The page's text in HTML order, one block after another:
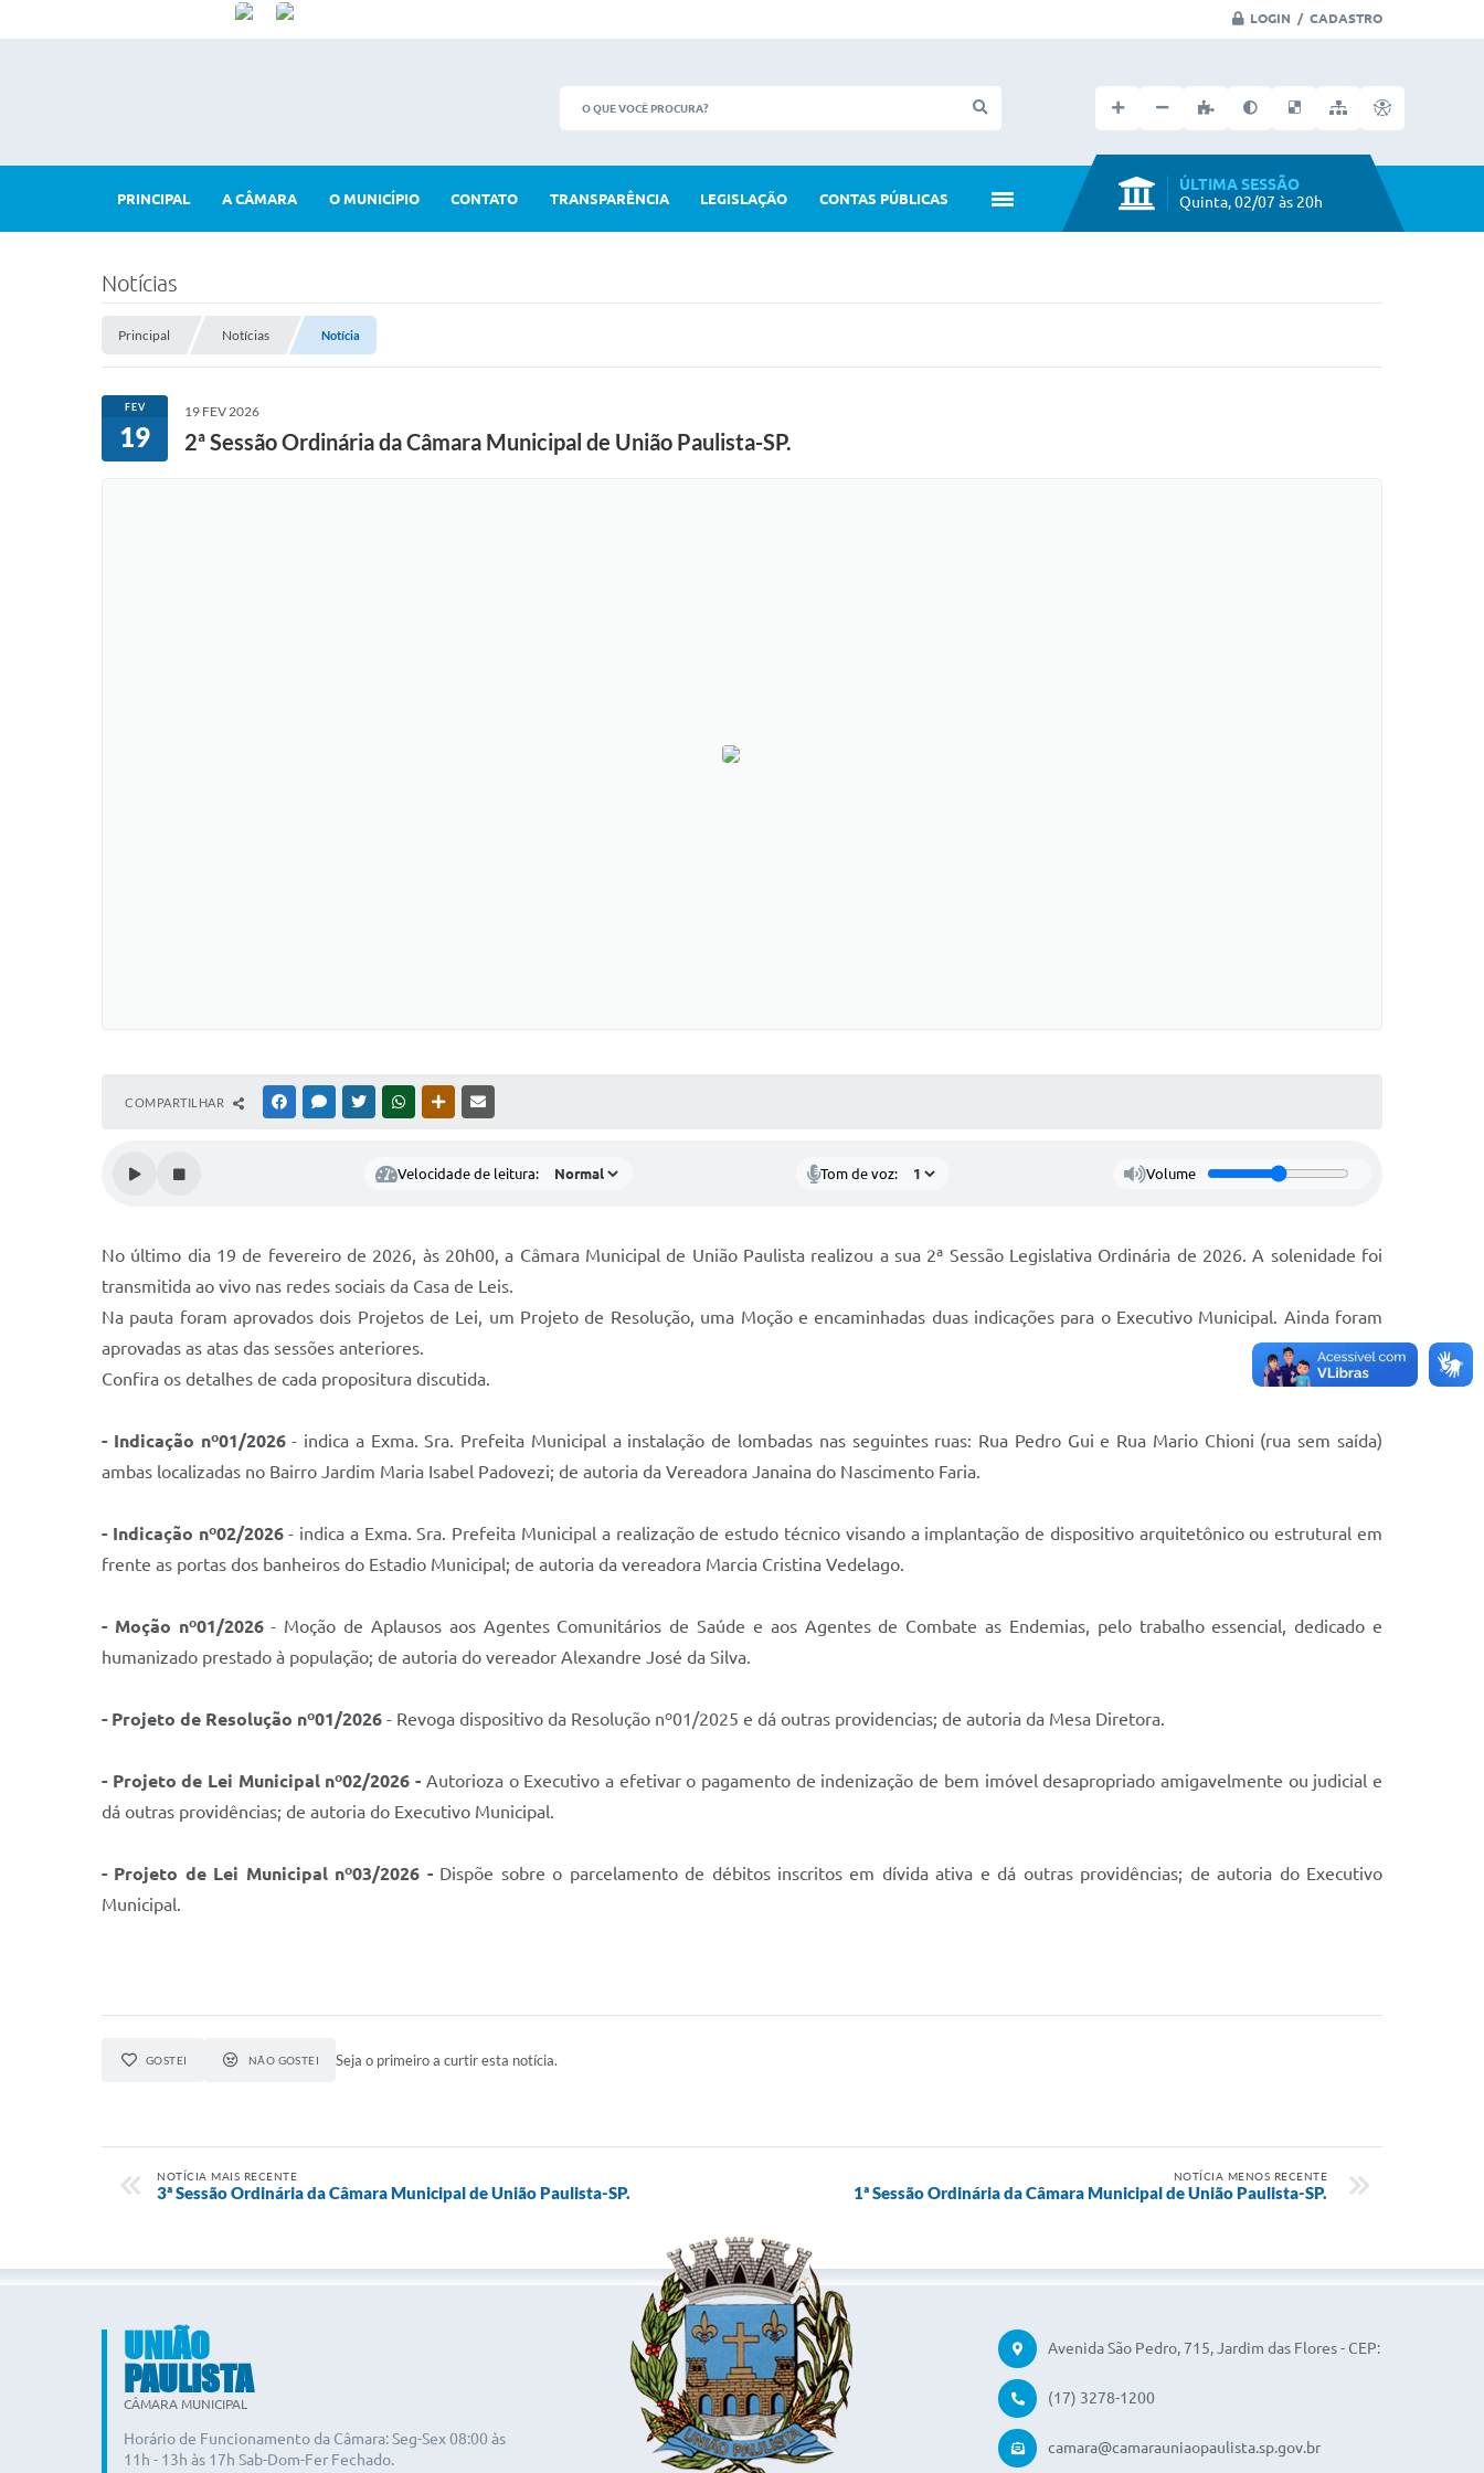
LOGIN / CADASTRO
PRINCIPAL A CÂMARA O MUNICÍPIO CONTATO TRANSPARÊNCIA LEGISLAÇÃO CONTAS PÚBLICAS
ÚLTIMA SESSÃO
Quinta, 02/07 às 20h
Notícias
Principal Notícias Notícia
FEV
19
19 FEV 2026
2ª Sessão Ordinária da Câmara Municipal de União Paulista-SP.
COMPARTILHAR FACEBOOKMESSENGER
TWITTERWHATSAPPOUTRAS MÍDIAS
Velocidade de leitura: Tom de voz: Volume
No último dia 19 de fevereiro de 2026, às 20h00, a Câmara Municipal de União Paulista realizou a sua 2ª Sessão Legislativa Ordinária de 2026. A solenidade foi
transmitida ao vivo nas redes sociais da Casa de Leis.
Na pauta foram aprovados dois Projetos de Lei, um Projeto de Resolução, uma Moção e encaminhadas duas indicações para o Executivo Municipal. Ainda foram
aprovadas as atas das sessões anteriores.
Confira os detalhes de cada propositura discutida.
- Indicação nº01/2026- indica a Exma. Sra. Prefeita Municipal a instalação de lombadas nas seguintes ruas: Rua Pedro Gui e Rua Mario Chioni (rua sem saída)
ambas localizadas no Bairro Jardim Maria Isabel Padovezi; de autoria da Vereadora Janaina do Nascimento Faria.
- Indicação nº02/2026- indica a Exma. Sra. Prefeita Municipal a realização de estudo técnico visando a implantação de dispositivo arquitetônico ou estrutural em
frente as portas dos banheiros do Estadio Municipal; de autoria da vereadora Marcia Cristina Vedelago.
- Moção nº01/2026- Moção de Aplausos aos Agentes Comunitários de Saúde e aos Agentes de Combate as Endemias, pelo trabalho essencial, dedicado e
humanizado prestado à população; de autoria do vereador Alexandre José da Silva.
- Projeto de Resolução nº01/2026 - Revoga dispositivo da Resolução nº01/2025 e dá outras providencias; de autoria da Mesa Diretora.
- Projeto de Lei Municipal nº02/2026 - Autorioza o Executivo a efetivar o pagamento de indenização de bem imóvel desapropriado amigavelmente ou judicial e
dá outras providências; de autoria do Executivo Municipal.
- Projeto de Lei Municipal nº03/2026 -Dispõe sobre o parcelamento de débitos inscritos em dívida ativa e dá outras providências; de autoria do Executivo
Municipal.
GOSTEI NÃO GOSTEI Seja o primeiro a curtir esta notícia.
NOTÍCIA MAIS RECENTE
3ª Sessão Ordinária da Câmara Municipal de União Paulista-SP.
NOTÍCIA MENOS RECENTE
1ª Sessão Ordinária da Câmara Municipal de União Paulista-SP.
UNIÃO
PAULISTA
CÂMARA MUNICIPAL
Horário de Funcionamento da Câmara: Seg-Sex 08:00 às
11h - 13h às 17h Sab-Dom-Fer Fechado.
Avenida São Pedro, 715, Jardim das Flores - CEP:
(17) 3278-1200
camara@camarauniaopaulista.sp.gov.br